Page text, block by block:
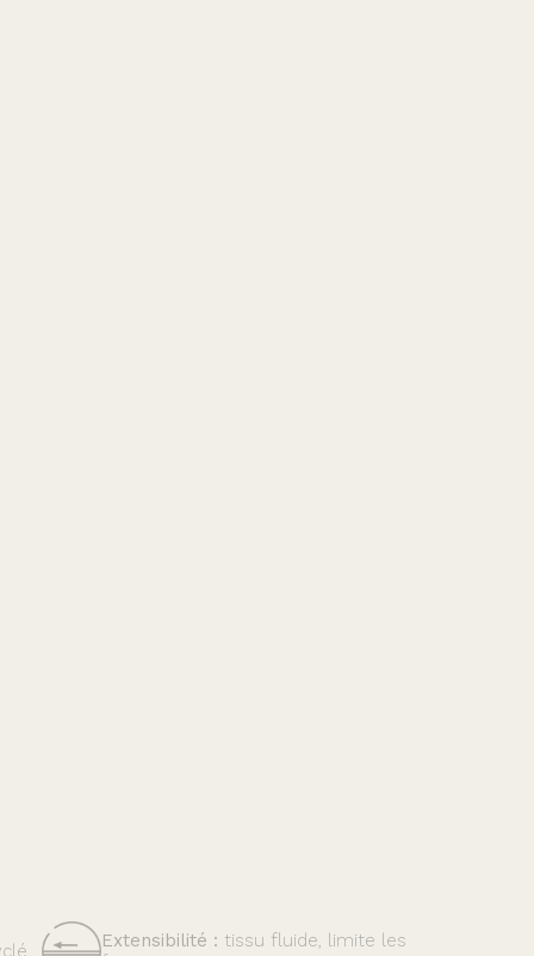
Extensibilité : tissu fluide, limite les